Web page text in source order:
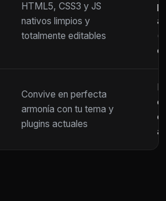
HTML5, CSS3 y JS
nativos limpios y
totalmente editables
Convive en perfecta
armonía con tu tema y
plugins actuales